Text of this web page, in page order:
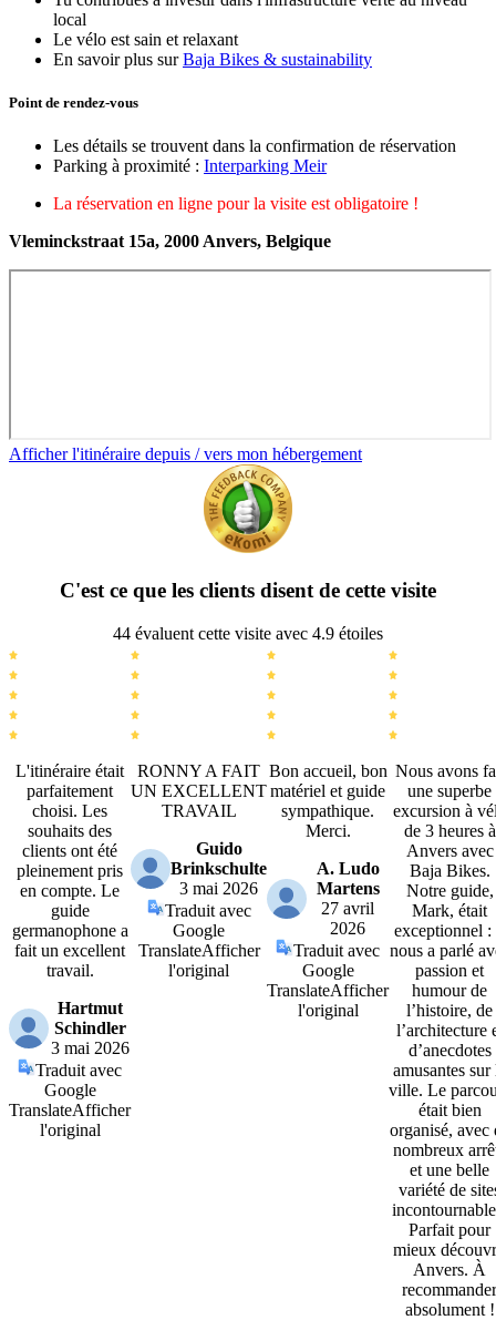
local
Le vélo est sain et relaxant
En savoir plus surBaja Bikes & sustainability
Point de rendez-vous
Les détails se trouvent dans la confirmation de réservation
Parking à proximité : Interparking Meir
La réservation en ligne pour la visite est obligatoire !
Vleminckstraat 15a, 2000 Anvers, Belgique
Afficher l'itinéraire depuis / vers mon hébergement
C'est ce que les clients disent de cette visite
44 évaluent cette visite avec 4.9 étoiles
L'itinéraire était
parfaitement
choisi. Les
souhaits des
clients ont été
pleinement pris
en compte. Le
guide
germanophone a
fait un excellent
travail.
Hartmut
Schindler
3 mai 2026
Traduit avec
Google
TranslateAfficher
l'original
RONNY A FAIT
UN EXCELLENT
TRAVAIL
Guido
Brinkschulte
3 mai 2026
Traduit avec
Google
TranslateAfficher
l'original
Bon accueil, bon
matériel et guide
sympathique.
Merci.
A. Ludo
Martens
27 avril
2026
Traduit avec
Google
TranslateAfficher
l'original
Nous avons
une superbe
excursion à
de 3 heures à
Anvers avec
Baja Bikes.
Notre guide,
Mark, était
exceptionnel
nous a parlé
passion et
humour de
l’histoire, de
l’architecture
d’anecdotes
amusantes sur
ville. Le
était bien
organisé, avec
nombreux
et une belle
variété de
Parfait pour
mieux
Anvers. À
recommander
absolument !